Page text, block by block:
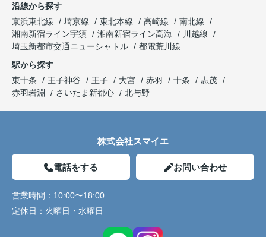
沿線から探す
京浜東北線
埼京線 東北本線 高崎線
南北線
湘南新宿ライン宇須
湘南新宿ライン高海
川越線
埼玉新都市交通ニューシャトル
都電荒川線
駅から探す
東十条
王子神谷 王子 大宮 赤羽 十条
志茂
赤羽岩淵
さいたま新都心 北与野
株式会社スマイエ
電話をする お問い合わせ
営業時間： 10:00〜18:00
定休日： 火曜日・水曜日